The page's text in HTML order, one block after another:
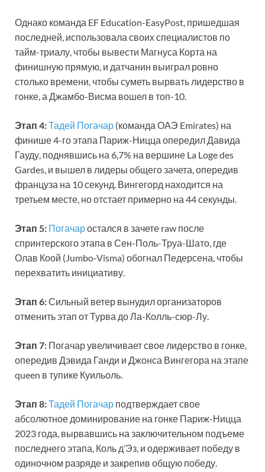
Однако команда EF Education-EasyPost, пришедшая
последней, использовала своих специалистов по
тайм-триалу, чтобы вывести Магнуса Корта на
финишную прямую, и датчанин выиграл ровно
столько времени, чтобы суметь вырвать лидерство в
гонке, а Джамбо-Висма вошел в топ-10.
Этап 4:Тадей Погачар (команда ОАЭ Emirates) на
финише 4-го этапа Париж-Ницца опередил Давида
Гауду, поднявшись на 6,7% на вершине La Loge des
Gardes, и вышел в лидеры общего зачета, опередив
француза на 10 секунд. Вингегорд находится на
третьем месте, но отстает примерно на 44 секунды.
Этап 5: Погачаростался в зачете raw после
спринтерского этапа в Сен-Поль-Труа-Шато, где
Олав Коой (Jumbo-Visma) обогнал Педерсена, чтобы
перехватить инициативу.
Этап 6:Сильный ветер вынудил организаторов
отменить этап от Турва до Ла-Колль-сюр-Лу.
Этап 7: Погачар увеличивает свое лидерство в гонке,
опередив Дэвида Ганди и Джонса Вингегора на этапе
queen в тупике Куильоль.
Этап 8:Тадей Погачар подтверждает свое
абсолютное доминирование на гонке Париж-Ницца
2023 года, вырвавшись на заключительном подъеме
последнего этапа, Коль д’Эз, и одерживает победу в
одиночном разряде и закрепив общую победу.